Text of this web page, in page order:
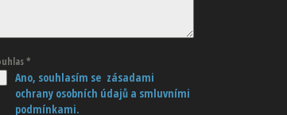
*
Ano, souhlasím se zásadami
ochrany osobních údajů a smluvními
podmínkami.